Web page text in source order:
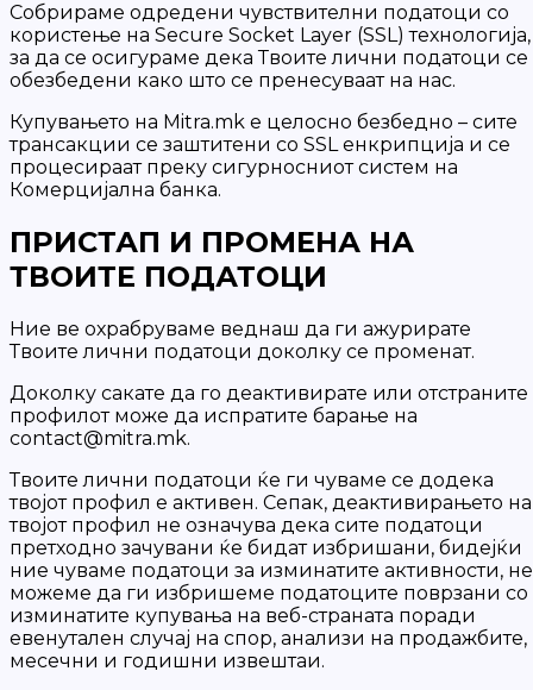
Собрираме одредени чувствителни податоци со
користење на Secure Socket Layer (SSL) технологија,
за да се осигураме дека Твоите лични податоци се
обезбедени како што се пренесуваат на нас.
Купувањето на Mitra.mk е целосно безбедно – сите
трансакции се заштитени со SSL енкрипција и се
процесираат преку сигурносниот систем на
Комерцијална банка.
ПРИСТАП И ПРОМЕНА НА
ТВОИТЕ ПОДАТОЦИ
Ние ве охрабруваме веднаш да ги ажурирате
Твоите лични податоци доколку се променат.
Доколку сакате да го деактивирате или отстраните
профилот може да испратите барање на
contact@mitra.mk.
Твоите лични податоци ќе ги чуваме се додека
твојот профил е активен. Сепак, деактивирањето на
твојот профил не означува дека сите податоци
претходно зачувани ќе бидат избришани, бидејќи
ние чуваме податоци за изминатите активности, не
можеме да ги избришеме податоците поврзани со
изминатите купувања на веб-страната поради
евенутален случај на спор, анализи на продажбите,
месечни и годишни извештаи.